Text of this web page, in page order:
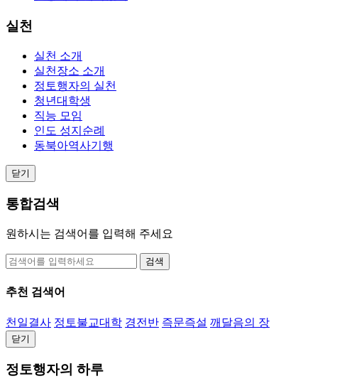
실천
실천 소개
실천장소 소개
정토행자의 실천
청년대학생
직능 모임
인도 성지순례
동북아역사기행
닫기
통합검색
원하시는 검색어를 입력해 주세요
검색
추천 검색어
천일결사 정토불교대학 경전반 즉문즉설 깨달음의 장
닫기
정토행자의 하루